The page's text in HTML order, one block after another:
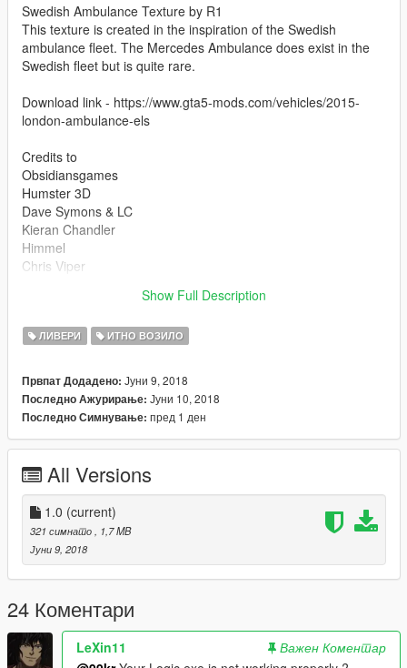
Swedish Ambulance Texture by R1
This texture is created in the inspiration of the Swedish
ambulance fleet. The Mercedes Ambulance does exist in the
Swedish fleet but is quite rare.
Download link - https://www.gta5-mods.com/vehicles/2015-
london-ambulance-els
Credits to
Obsidiansgames
Humster 3D
Dave Symons & LC
Kieran Chandler
Himmel
Chris Viper
Show Full Description
ЛИВЕРИ ИТНО ВОЗИЛО
Првпат Додадено: Јуни 9, 2018
Последно Ажурирање: Јуни 10, 2018
Последно Симнување: пред 1 ден
All Versions
1.0 (current)
321 симнато
, 1,7 MB
Јуни 9, 2018
24 Коментари
LeXin11
Важен Коментар